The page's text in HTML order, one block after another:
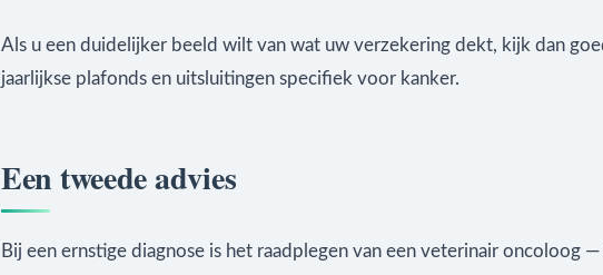
Als u een duidelijker beeld wilt van wat uw verzekering dekt, kijk dan
jaarlijkse plafonds en uitsluitingen specifiek voor kanker.
Een tweede advies
Bij een ernstige diagnose is het raadplegen van een veterinair oncoloog —